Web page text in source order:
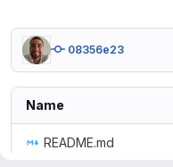
08356e23
Name
README.md